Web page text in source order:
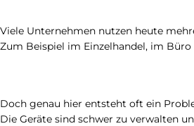
Viele Unternehmen nutzen heute
Zum Beispiel im Einzelhandel, im
Doch genau hier entsteht oft ein
Die Geräte sind schwer zu verwalten